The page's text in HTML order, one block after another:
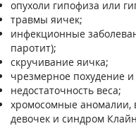
опухоли гипофиза или
травмы яичек;
инфекционные
паротит);
скручивание яичка;
чрезмерное похудение
недостаточность веса;
хромосомные аномалии,
девочек и синдром